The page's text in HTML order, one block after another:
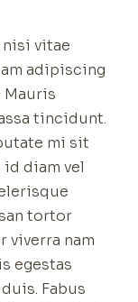
vitae
adipiscing
tincidunt.
mi sit
diam vel
tortor
viverra nam
egestas
Fabus